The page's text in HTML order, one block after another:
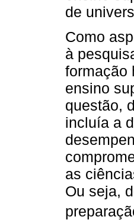
de
Como
à
formação
ensino
questão,
incluía a
as
Ou seja,